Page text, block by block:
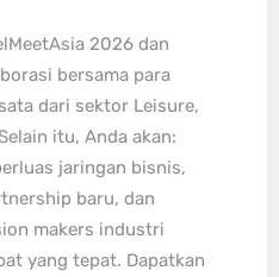
2026 dan
bersama para
dari sektor Leisure,
itu, Anda akan:
jaringan bisnis,
baru, dan
makers industri
yang tepat. Dapatkan